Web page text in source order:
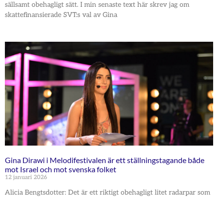
sällsamt obehagligt sätt. I min senaste text här skrev jag om
skattefinansierade SVT:s val av Gina
Gina Dirawi i Melodifestivalen är ett ställningstagande både
mot Israel och mot svenska folket
12 januari 2026
Alicia Bengtsdotter: Det är ett riktigt obehagligt litet radarpar som